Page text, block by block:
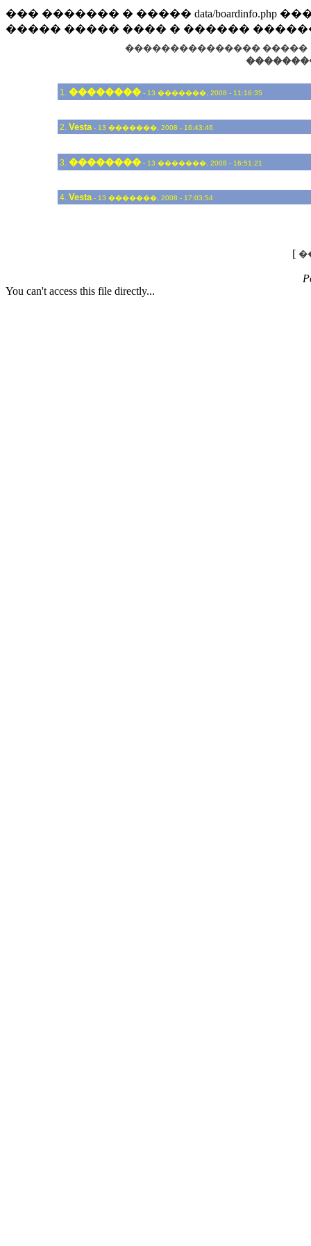
��� ������� � ����� data/
����� ����� ���� � ������
��������������� �����
1. ��������- 13 �������, 2008 - 11:16:35
2. Vesta- 13 �������, 2008 - 16:43:46
3. ��������- 13 �������, 2008 - 16:51:21
4. Vesta- 13 �������, 2008 - 17:03:54
[
You can't access this file directly...